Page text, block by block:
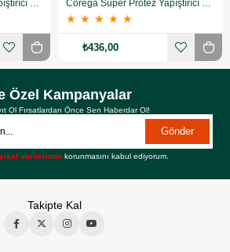
★ ★ ★ ★ ★
₺436,00
Özel Kampanyalar
Ol Fırsatlardan Önce Sen Haberdar Ol!
Gönder
verilerimin korunmasını kabul ediyorum.
Takipte Kal